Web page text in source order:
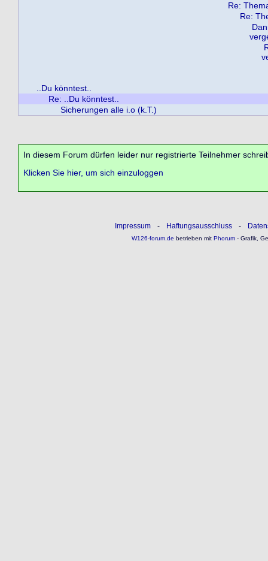
Re:
Re:
..Du könntest..
Re: ..Du könntest..
Sicherungen alle i.o (k.T.)
In diesem Forum dürfen leider nur registrierte Teilnehmer
Klicken Sie hier, um sich einzuloggen
Impressum - Haftungsausschluss -
W126-forum.de betrieben mitPhorum- Grafik,